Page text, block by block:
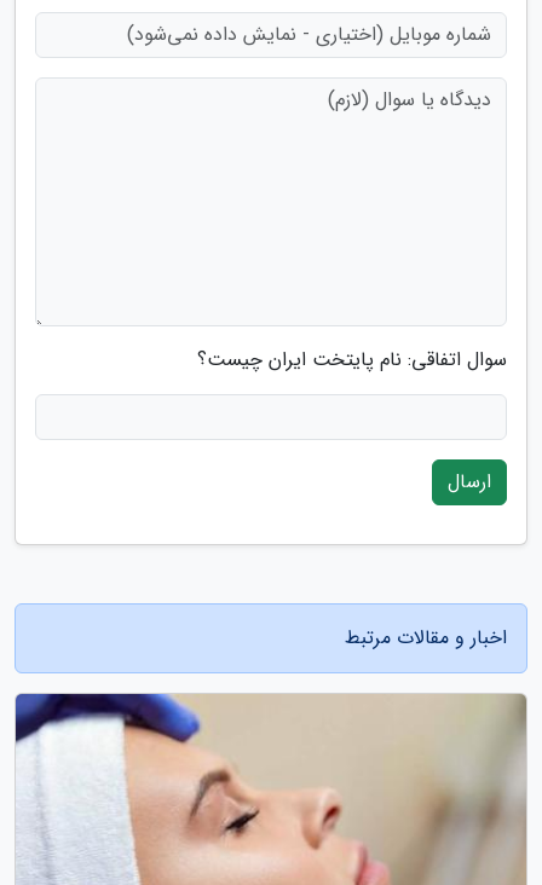
سوال اتفاقی: نام پایتخت ایران چیست؟
ارسال
اخبار و مقالات مرتبط